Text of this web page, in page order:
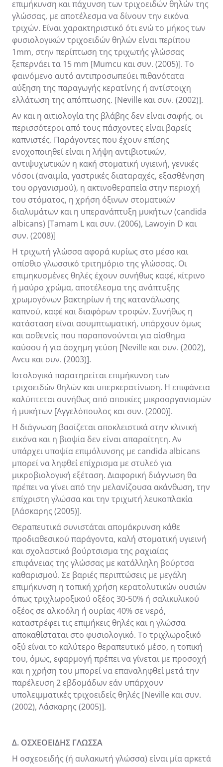
επιμήκυνση και πάχυνση των τριχοειδών θηλών της
γλώσσας, με αποτέλεσμα να δίνουν την εικόνα
τριχών. Είναι χαρακτηριστικό ότι ενώ το μήκος των
φυσιολογικών τριχοειδών θηλών είναι περίπου
1mm, στην περίπτωση της τριχωτής γλώσσας
ξεπερνάει τα 15 mm [Mumcu και συν. (2005)]. Το
φαινόμενο αυτό αντιπροσωπεύει πιθανότατα
αύξηση της παραγωγής κερατίνης ή αντίστοιχη
ελλάτωση της απόπτωσης. [Neville και συν. (2002)].
Αν και η αιτιολογία της βλάβης δεν είναι σαφής, οι
περισσότεροι από τους πάσχοντες είναι βαρείς
καπνιστές. Παράγοντες που έχουν επίσης
ενοχοποιηθεί είναι η λήψη αντιβιοτικών,
αντιψυχωτικών η κακή στοματική υγιεινή, γενικές
νόσοι (αναιμία, γαστρικές διαταραχές, εξασθένηση
του οργανισμού), η ακτινοθεραπεία στην περιοχή
του στόματος, η χρήση όξινων στοματικών
διαλυμάτων και η υπερανάπτυξη μυκήτων (candida
albicans) [Tamam L και συν. (2006), Lawoyin D και
συν. (2008)]
Η τριχωτή γλώσσα αφορά κυρίως στο μέσο και
οπίσθιο γλωσσικό τριτημόριο της γλώσσας. Οι
επιμηκυσμένες θηλές έχουν συνήθως καφέ, κίτρινο
ή μαύρο χρώμα, αποτέλεσμα της ανάπτυξης
χρωμογόνων βακτηρίων ή της κατανάλωσης
καπνού, καφέ και διαφόρων τροφών. Συνήθως η
κατάσταση είναι ασυμπτωματική, υπάρχουν όμως
και ασθενείς που παραπονούνται για αίσθημα
καύσου ή για άσχημη γεύση [Neville και συν. (2002),
Avcu και συν. (2003)].
Ιστολογικά παρατηρείται επιμήκυνση των
τριχοειδών θηλών και υπερκερατίνωση. Η επιφάνεια
καλύπτεται συνήθως από αποικίες μικροοργανισμών
ή μυκήτων [Αγγελόπουλος και συν. (2000)].
Η διάγνωση βασίζεται αποκλειστικά στην κλινική
εικόνα και η βιοψία δεν είναι απαραίτητη. Αν
υπάρχει υποψία επιμόλυνσης με candida albicans
μπορεί να ληφθεί επίχρισμα με στυλεό για
μικροβιολογική εξέταση. Διαφορική διάγνωση θα
πρέπει να γίνει από την μελανίζουσα ακάνθωση, την
επίχριστη γλώσσα και την τριχωτή λευκοπλακία
[Λάσκαρης (2005)].
Θεραπευτικά συνιστάται απομάκρυνση κάθε
προδιαθεσικού παράγοντα, καλή στοματική υγιεινή
και σχολαστικό βούρτσισμα της ραχιαίας
επιφάνειας της γλώσσας με κατάλληλη βούρτσα
καθαρισμού. Σε βαριές περιπτώσεις με μεγάλη
επιμήκυνση η τοπική χρήση κερατολυτικών ουσιών
όπως τριχλωροξικού οξέος 30-50% ή σαλικυλικού
οξέος σε αλκοόλη ή ουρίας 40% σε νερό,
καταστρέφει τις επιμήκεις θηλές και η γλώσσα
αποκαθίσταται στο φυσιολογικό. Το τριχλωροξικό
οξύ είναι το καλύτερο θεραπευτικό μέσο, η τοπική
του, όμως, εφαρμογή πρέπει να γίνεται με προσοχή
και η χρήση του μπορεί να επαναληφθεί μετά την
παρέλευση 2 εβδομάδων εάν υπάρχουν
υπολειμματικές τριχοειδείς θηλές [Neville και συν.
(2002), Λάσκαρης (2005)].
Δ. ΟΣΧΕΟΕΙΔΗΣ ΓΛΩΣΣΑ
Η οσχεοειδής (ή αυλακωτή γλώσσα) είναι μία αρκετά